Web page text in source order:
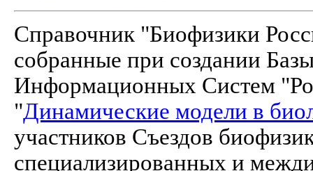
Справочник "Биофизики
собранные при создании
Информационных Систем
"Динамические модели в
участников Съездов
специализированных и